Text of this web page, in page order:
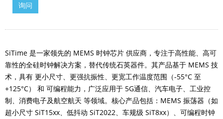
询问
SiTime 是一家领先的 MEMS 时钟芯片 供应商，专注于高性能、高可
靠性的全硅时钟解决方案，替代传统石英器件。其产品基于 MEMS 技
术，具有 更小尺寸、更强抗振性、更宽工作温度范围（-55°C 至
+125°C） 和 可编程能力，广泛应用于 5G通信、汽车电子、工业控
制、消费电子及航空航天 等领域。核心产品包括：MEMS 振荡器（如
超小尺寸 SiT15xx、低抖动 SiT2022、车规级 SiT8xx）、可编程时钟